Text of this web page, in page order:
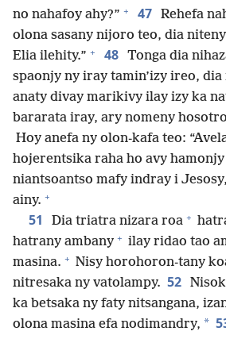
no nahafoy ahy?” + 47 Rehefa
olona sasany nijoro teo, dia niteny
Elia ilehity.” + 48 Tonga dia
spaonjy ny iray tamin’izy ireo, dia
anaty divay marikivy ilay izy ka
bararata iray, ary nomeny
Hoy anefa ny olon-kafa teo:
hojerentsika raha ho avy hamonjy
niantsoantso mafy indray i
ainy. +
51 Dia triatra nizara roa +
hatrany ambany + ilay ridao tao
masina. + Nisy horohoron-tany
nitresaka ny vatolampy. 52
ka betsaka ny faty nitsangana,
olona masina efa nodimandry, *